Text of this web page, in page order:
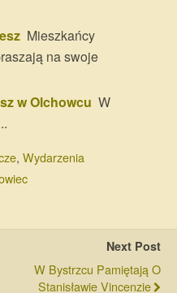
Mieszkańcy
na swoje
w Olchowcu W
, Wydarzenia
Next Post
W Bystrzcu Pamiętają O
Stanisławie Vincenzie